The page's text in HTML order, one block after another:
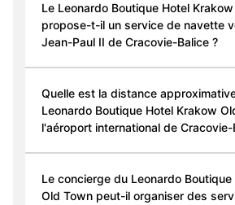
Le Leonardo Boutique Hotel
propose-t-il un service de navette
Jean-Paul II de Cracovie-Balice ?
Quelle est la distance
Leonardo Boutique Hotel Krakow
l'aéroport international de Cracovie-
Le concierge du Leonardo
Old Town peut-il organiser des